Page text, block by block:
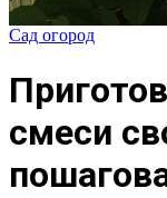
Сад огород
смеси